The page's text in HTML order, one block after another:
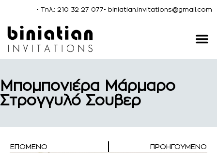
• Τηλ.: 210 32 27 077• biniatian.invitations@gmail.com
Μπομπονιέρα Μάρμαρο
Στρογγυλό Σουβερ
ΕΠΌΜΕΝΟ ΠΡΟΗΓΟΎΜΕΝΟ